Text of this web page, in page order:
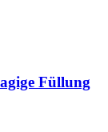
Füllung